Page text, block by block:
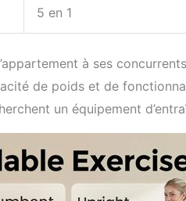
5 en 1
à ses
de poids et de
un équipement